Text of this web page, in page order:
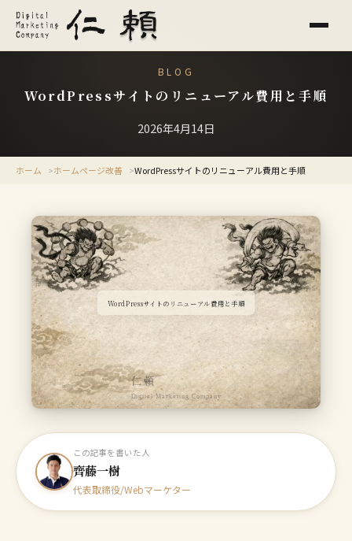
BLOG
WordPressサイトのリニューアル費用と手順
2026年4月14日
ホーム ホームページ改善 WordPressサイトのリニューアル費用と手順
WordPressサイトのリニューアル費用と手順
仁頼
Digital Marketing Company
この記事を書いた人
齊藤一樹
代表取締役/Webマーケター